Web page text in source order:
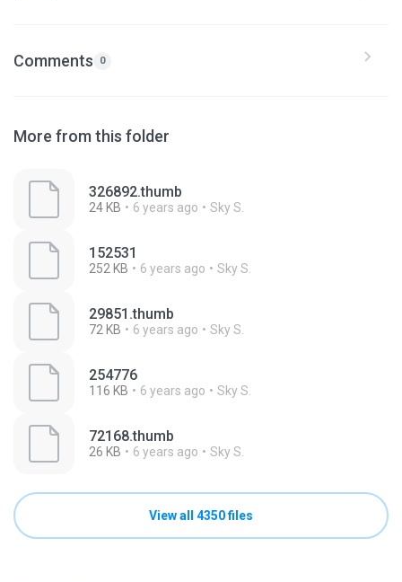
Comments 0
More from this folder
326892.thumb
24 KB 6 years ago Sky S.
152531
252 KB 6 years ago Sky S.
29851.thumb
72 KB 6 years ago Sky S.
254776
116 KB 6 years ago Sky S.
72168.thumb
26 KB 6 years ago Sky S.
View all 4350 files